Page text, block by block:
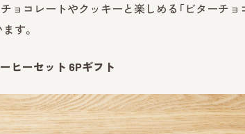
ョコレートやクッキーと楽しめる「ビターチョ
す。
ヒーセット 6Pギフト